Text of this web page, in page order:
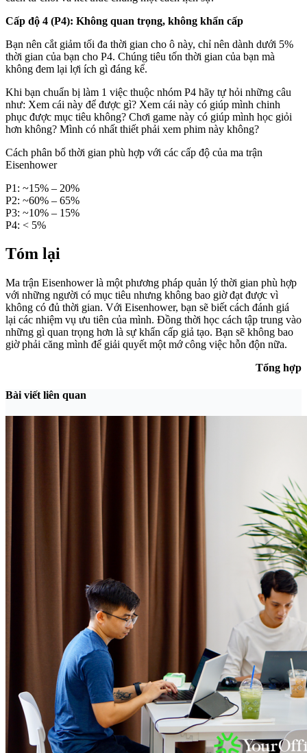
Cấp độ 4 (P4): Không quan trọng, không khẩn cấp
Bạn nên cắt giảm tối đa thời gian cho ô này, chỉ nên dành dưới 5%
thời gian của bạn cho P4. Chúng tiêu tốn thời gian của bạn mà
không đem lại lợi ích gì đáng kể.
Khi bạn chuẩn bị làm 1 việc thuộc nhóm P4 hãy tự hỏi những câu
như: Xem cái này để được gì? Xem cái này có giúp mình chinh
phục được mục tiêu không? Chơi game này có giúp mình học giỏi
hơn không? Mình có nhất thiết phải xem phim này không?
Cách phân bổ thời gian phù hợp với các cấp độ của ma trận
Eisenhower
P1: ~15% – 20%
P2: ~60% – 65%
P3: ~10% – 15%
P4: < 5%
Tóm lại
Ma trận Eisenhower là một phương pháp quản lý thời gian phù hợp
với những người có mục tiêu nhưng không bao giờ đạt được vì
không có đủ thời gian. Với Eisenhower, bạn sẽ biết cách đánh giá
lại các nhiệm vụ ưu tiên của mình. Đồng thời học cách tập trung vào
những gì quan trọng hơn là sự khẩn cấp giả tạo. Bạn sẽ không bao
giờ phải căng mình để giải quyết một mớ công việc hỗn độn nữa.
Tổng hợp
Bài viết liên quan